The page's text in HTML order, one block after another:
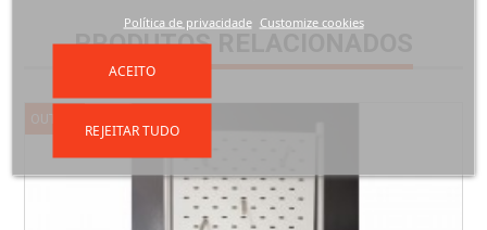
PRODUTOS RELACIONADOS
OUTLET
Política de privacidade Customize cookies
REJEITAR TUDO
ACEITO